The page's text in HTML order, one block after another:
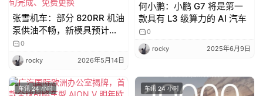
张雪机车：部分 820RR 机油
泵供油不畅，新模具预计本
月下旬完成、免费更换
0
rocky 2026年5月14日
何小鹏：小鹏 G7 将是第一
款具有 L3 级算力的 AI 汽车
0
rocky 2025年6月9日
车讯 24 小时 车讯 24 小时